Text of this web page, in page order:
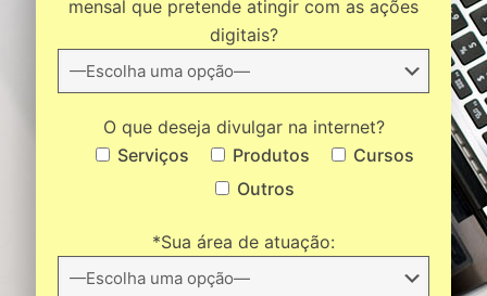
mensal que pretende atingir com as ações
digitais?
O que deseja divulgar na internet?
Serviços
Produtos
Cursos
Outros
*Sua área de atuação: